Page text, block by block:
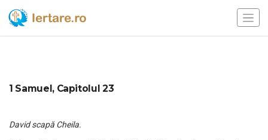
1 Samuel, Capitolul 23
David scapă Cheila.